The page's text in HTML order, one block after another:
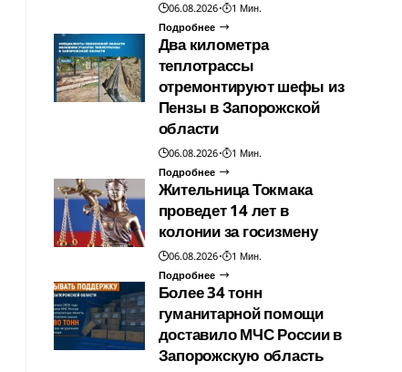
06.08.2026
1 Мин.
Подробнее
Два километра
теплотрассы
отремонтируют шефы из
Пензы в Запорожской
области
06.08.2026
1 Мин.
Подробнее
Жительница Токмака
проведет 14 лет в
колонии за госизмену
06.08.2026
1 Мин.
Подробнее
Более 34 тонн
гуманитарной помощи
доставило МЧС России в
Запорожскую область